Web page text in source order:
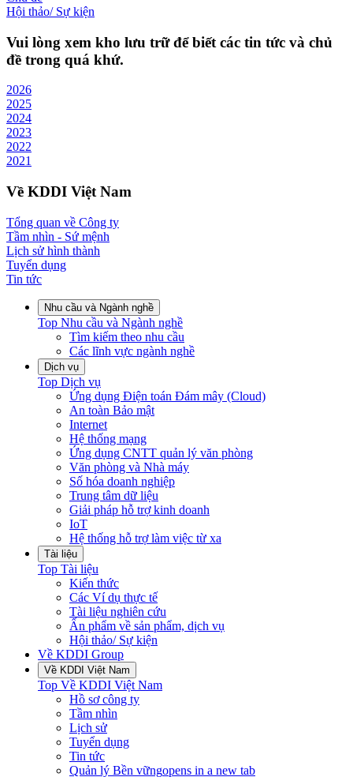
Hội thảo/ Sự kiện
Vui lòng xem kho lưu trữ để biết các tin tức và chủ
đề trong quá khứ.
2026
2025
2024
2023
2022
2021
Về KDDI Việt Nam
Tổng quan về Công ty
Tầm nhìn - Sứ mệnh
Lịch sử hình thành
Tuyển dụng
Tin tức
Nhu cầu và Ngành nghề
Top Nhu cầu và Ngành nghề
Tìm kiếm theo nhu cầu
Các lĩnh vực ngành nghề
Dịch vụ
Top Dịch vụ
Ứng dụng Điện toán Đám mây (Cloud)
An toàn Bảo mật
Internet
Hệ thống mạng
Ứng dụng CNTT quản lý văn phòng
Văn phòng và Nhà máy
Số hóa doanh nghiệp
Trung tâm dữ liệu
Giải pháp hỗ trợ kinh doanh
IoT
Hệ thống hỗ trợ làm việc từ xa
Tài liệu
Top Tài liệu
Kiến thức
Các Ví dụ thực tế
Tài liệu nghiên cứu
Ấn phẩm về sản phẩm, dịch vụ
Hội thảo/ Sự kiện
Về KDDI Group
Về KDDI Việt Nam
Top Về KDDI Việt Nam
Hồ sơ công ty
Tầm nhìn
Lịch sử
Tuyển dụng
Tin tức
Quản lý Bền vữngopens in a new tab